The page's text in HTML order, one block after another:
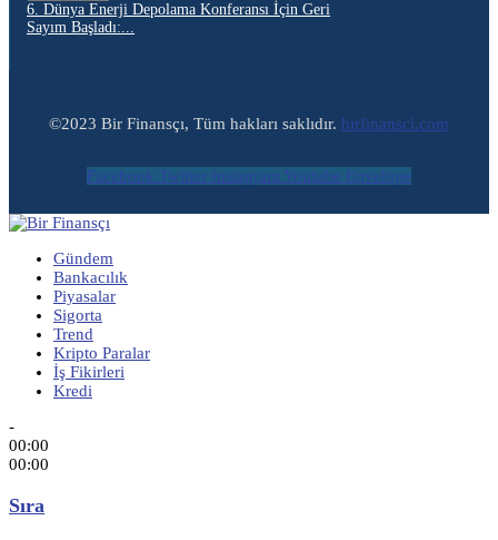
6. Dünya Enerji Depolama Konferansı İçin Geri
Sayım Başladı:...
©2023 Bir Finansçı, Tüm hakları saklıdır. birfinansci.com
Facebook Twitter Instagram Youtube Envelope
Gündem
Bankacılık
Piyasalar
Sigorta
Trend
Kripto Paralar
İş Fikirleri
Kredi
-
00:00
00:00
Sıra